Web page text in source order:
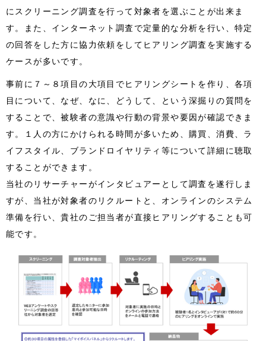
にスクリーニング調査を行って対象者を選ぶことが出来ま
す。また、インターネット調査で定量的な分析を行い、特定
の回答をした方に協力依頼をしてヒアリング調査を実施する
ケースが多いです。
事前に７～８項目の大項目でヒアリングシートを作り、各項
目について、なぜ、なに、どうして、という深掘りの質問を
することで、被験者の意識や行動の背景や要因が確認できま
す。１人の方にかけられる時間が多いため、購買、消費、ラ
イフスタイル、ブランドロイヤリティ等について詳細に聴取
することができます。
当社のリサーチャーがインタビュアーとして調査を遂行しま
すが、当社が対象者のリクルートと、オンラインのシステム
準備を行い、貴社のご担当者が直接ヒアリングすることも可
能です。